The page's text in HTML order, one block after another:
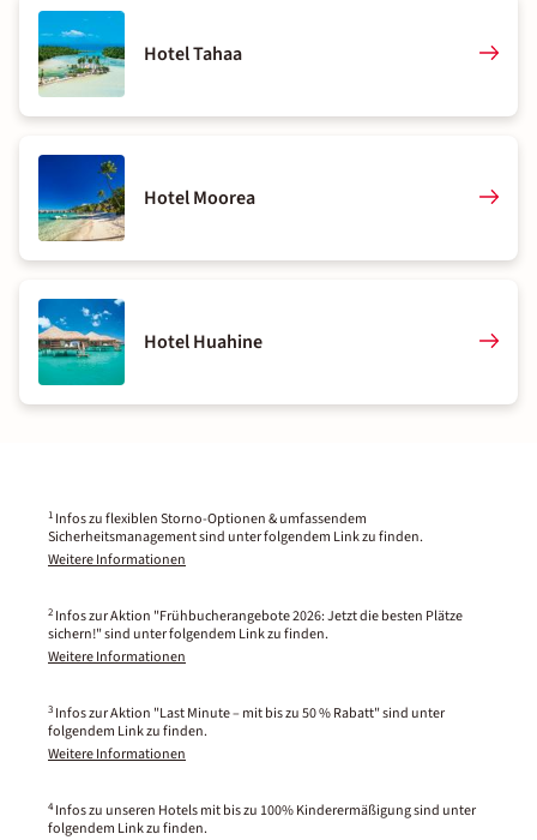
Hotel Tahaa
Hotel Moorea
Hotel Huahine
1 Infos zu flexiblen Storno-Optionen & umfassendem
Sicherheitsmanagement sind unter folgendem Link zu finden.
Weitere Informationen
2 Infos zur Aktion "Frühbucherangebote 2026: Jetzt die besten Plätze
sichern!" sind unter folgendem Link zu finden.
Weitere Informationen
3 Infos zur Aktion "Last Minute – mit bis zu 50 % Rabatt" sind unter
folgendem Link zu finden.
Weitere Informationen
4 Infos zu unseren Hotels mit bis zu 100% Kinderermäßigung sind unter
folgendem Link zu finden.